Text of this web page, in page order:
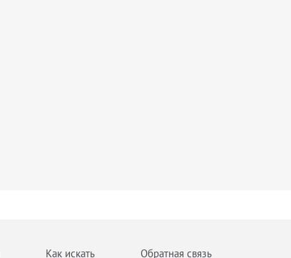
Как искать Обратная связь